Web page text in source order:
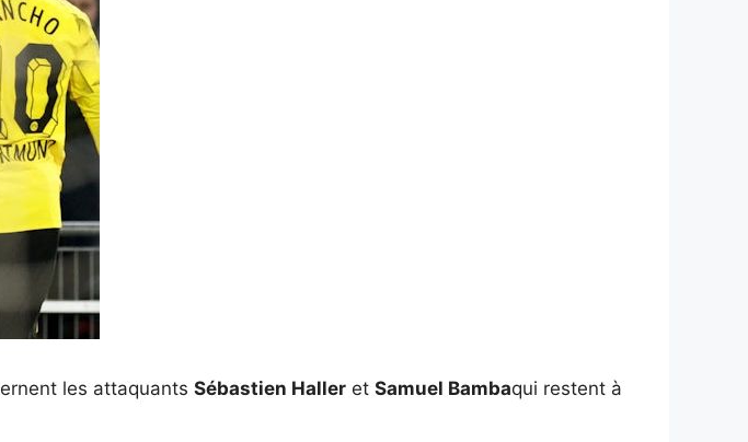
les attaquants Sébastien Haller et Samuel Bambaqui restent à